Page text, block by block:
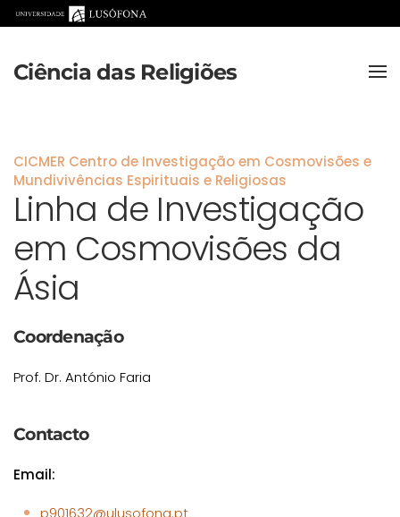
Ciência das Religiões
CICMER Centro de Investigação em Cosmovisões e
Mundivivências Espirituais e Religiosas
Linha de Investigação
em Cosmovisões da
Ásia
Coordenação
Prof. Dr. António Faria
Contacto
Email:
p901632@ulusofona.pt